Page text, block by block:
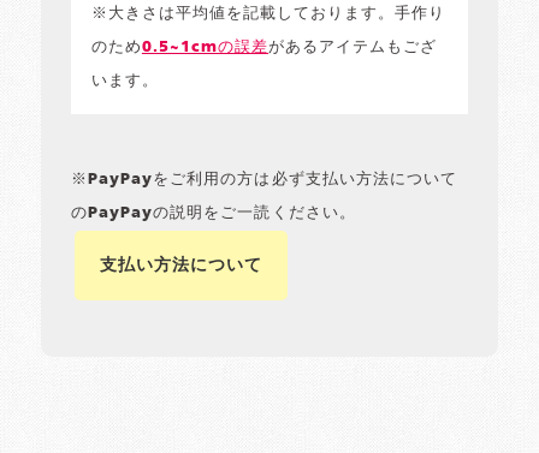
※大きさは平均値を記載しております。手作り
のため0.5~1cmの誤差があるアイテムもござ
います。
※PayPayをご利用の方は必ず支払い方法について
のPayPayの説明をご一読ください。
支払い方法について